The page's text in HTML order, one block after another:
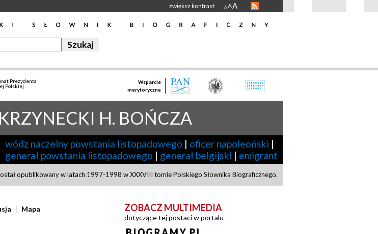
zwiększ kontrast A AA
Prezydenta
Polskiej
Wsparcie
merytoryczne
H. BOŃCZA
wódz naczelny powstania listopadowego | oficer napoleoński |
generał powstania listopadowego | generał belgijski | emigrant
opublikowany w latach 1997-1998 w XXXVIII tomie Polskiego Słownika Biograficznego.
Mapa ZOBACZ MULTIMEDIA
dotyczące tej postaci w portalu